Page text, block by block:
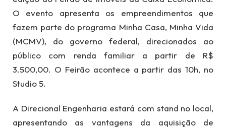
O evento apresenta os empreendimentos que
fazem parte do programa Minha Casa, Minha Vida
(MCMV), do governo federal, direcionados ao
público com renda familiar a partir de R$
3.500,00. O Feirão acontece a partir das 10h, no
Studio 5.
A Direcional Engenharia estará com stand no local,
apresentando as vantagens da aquisição de